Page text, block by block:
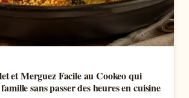
et Merguez Facile au Cookeo qui
sans passer des heures en cuisine